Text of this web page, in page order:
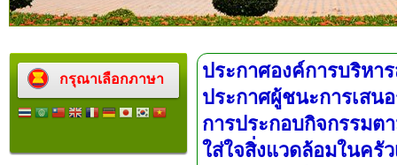
กรุณาเลือกภาษา
ประกาศองค์การบริหา
ประกาศผู้ชนะการเสน
การประกอบกิจกรรมต
ใส่ใจสิ่งแวดล้อมในครั